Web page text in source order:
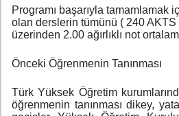
Programı başarıyla tamamlamak
olan derslerin tümünü ( 240 AKTS
üzerinden 2.00 ağırlıklı not
Önceki Öğrenmenin Tanınması
Türk Yüksek Öğretim
öğrenmenin tanınması dikey,